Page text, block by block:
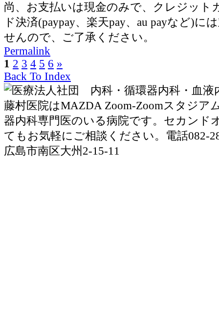
尚、お支払いは現金のみで、クレジット
ド決済(paypay、楽天pay、au payなど)に
せんので、ご了承ください。
Permalink
1 2 3 4 5 6 »
Back To Index